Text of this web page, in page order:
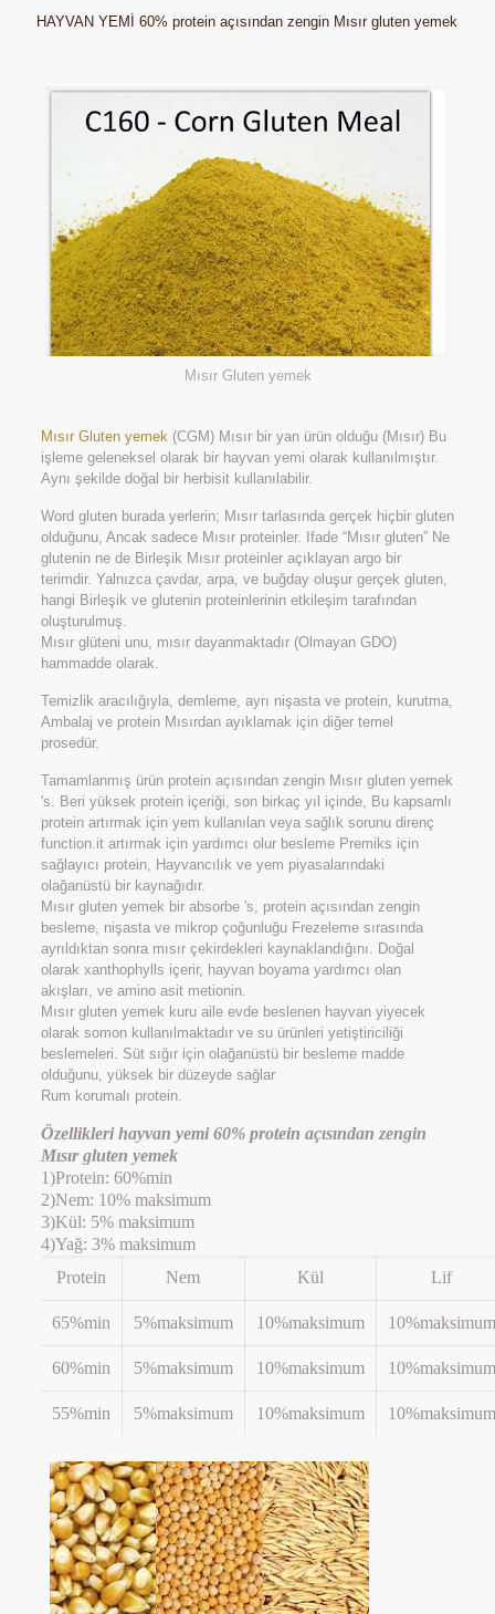
HAYVAN YEMİ 60% protein açısından zengin Mısır gluten yemek
Mısır Gluten yemek
Mısır Gluten yemek (CGM) Mısır bir yan ürün olduğu (Mısır) Bu
işleme geleneksel olarak bir hayvan yemi olarak kullanılmıştır.
Aynı şekilde doğal bir herbisit kullanılabilir.
Word gluten burada yerlerin; Mısır tarlasında gerçek hiçbir gluten
olduğunu, Ancak sadece Mısır proteinler. Ifade “Mısır gluten” Ne
glutenin ne de Birleşik Mısır proteinler açıklayan argo bir
terimdir. Yalnızca çavdar, arpa, ve buğday oluşur gerçek gluten,
hangi Birleşik ve glutenin proteinlerinin etkileşim tarafından
oluşturulmuş.
Mısır glüteni unu, mısır dayanmaktadır (Olmayan GDO)
hammadde olarak.
Temizlik aracılığıyla, demleme, ayrı nişasta ve protein, kurutma,
Ambalaj ve protein Mısırdan ayıklamak için diğer temel
prosedür.
Tamamlanmış ürün protein açısından zengin Mısır gluten yemek
's. Beri yüksek protein içeriği, son birkaç yıl içinde, Bu kapsamlı
protein artırmak için yem kullanılan veya sağlık sorunu direnç
function.it artırmak için yardımcı olur besleme Premiks için
sağlayıcı protein, Hayvancılık ve yem piyasalarındaki
olağanüstü bir kaynağıdır.
Mısır gluten yemek bir absorbe 's, protein açısından zengin
besleme, nişasta ve mikrop çoğunluğu Frezeleme sırasında
ayrıldıktan sonra mısır çekirdekleri kaynaklandığını. Doğal
olarak xanthophylls içerir, hayvan boyama yardımcı olan
akışları, ve amino asit metionin.
Mısır gluten yemek kuru aile evde beslenen hayvan yiyecek
olarak somon kullanılmaktadır ve su ürünleri yetiştiriciliği
beslemeleri. Süt sığır için olağanüstü bir besleme madde
olduğunu, yüksek bir düzeyde sağlar
Rum korumalı protein.
Özellikleri hayvan yemi 60% protein açısından zengin
Mısır gluten yemek
1)Protein: 60%min
2)Nem: 10% maksimum
3)Kül: 5% maksimum
4)Yağ: 3% maksimum
Protein
Nem Kül Lif
65%min 5%maksimum 10%maksimum 10%maksimum
60%min 5%maksimum 10%maksimum 10%maksimum
55%min 5%maksimum 10%maksimum 10%maksimum